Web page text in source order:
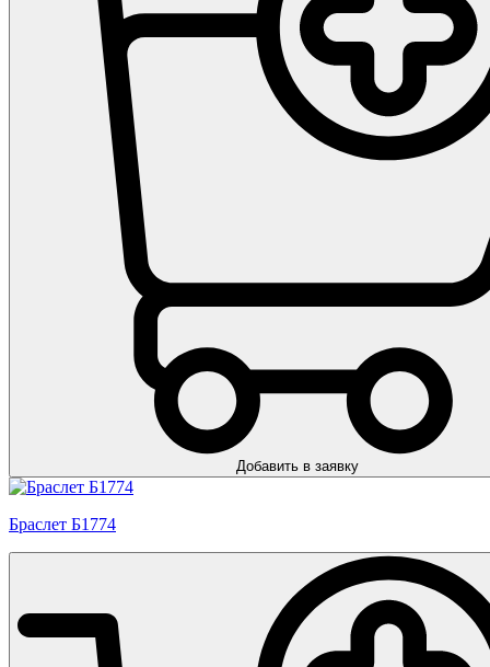
Добавить в заявку
Браслет Б1774